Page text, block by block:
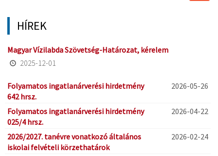
HÍREK
Magyar Vízilabda Szövetség-Határozat, kérelem
2025-12-01
Folyamatos ingatlanárverési hirdetmény
642 hrsz.
2026-05-26
Folyamatos ingatlanárverési hirdetmény
025/4 hrsz.
2026-04-22
2026/2027. tanévre vonatkozó általános
iskolai felvételi körzethatárok
2026-02-24